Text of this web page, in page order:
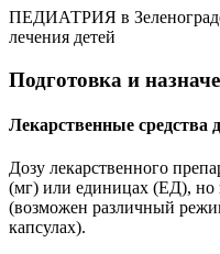
ПЕДИАТРИЯ в
лечения детей
Подготовка и
Лекарственные средства
Дозу лекарственного
(мг) или единицах (ЕД), но
(возможен различный
капсулах).